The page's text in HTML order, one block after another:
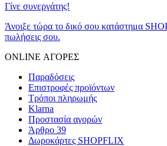
Γίνε συνεργάτης!
Άνοιξε τώρα το δικό σου κατάστημα
πωλήσεις σου.
ONLINE ΑΓΟΡΕΣ
Παραδόσεις
Επιστροφές προϊόντων
Τρόποι πληρωμής
Klarna
Προστασία αγορών
Άρθρο 39
Δωροκάρτες SHOPFLIX